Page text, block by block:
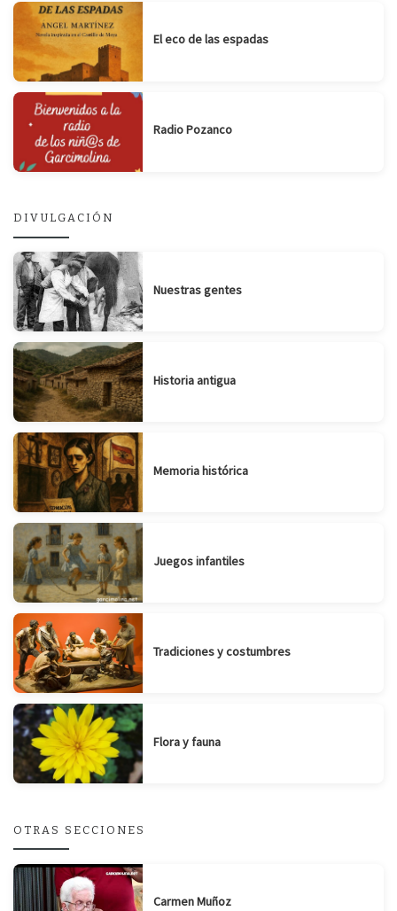
El eco de las espadas
Radio Pozanco
DIVULGACIÓN
Nuestras gentes
Historia antigua
Memoria histórica
Juegos infantiles
Tradiciones y costumbres
Flora y fauna
OTRAS SECCIONES
Carmen Muñoz